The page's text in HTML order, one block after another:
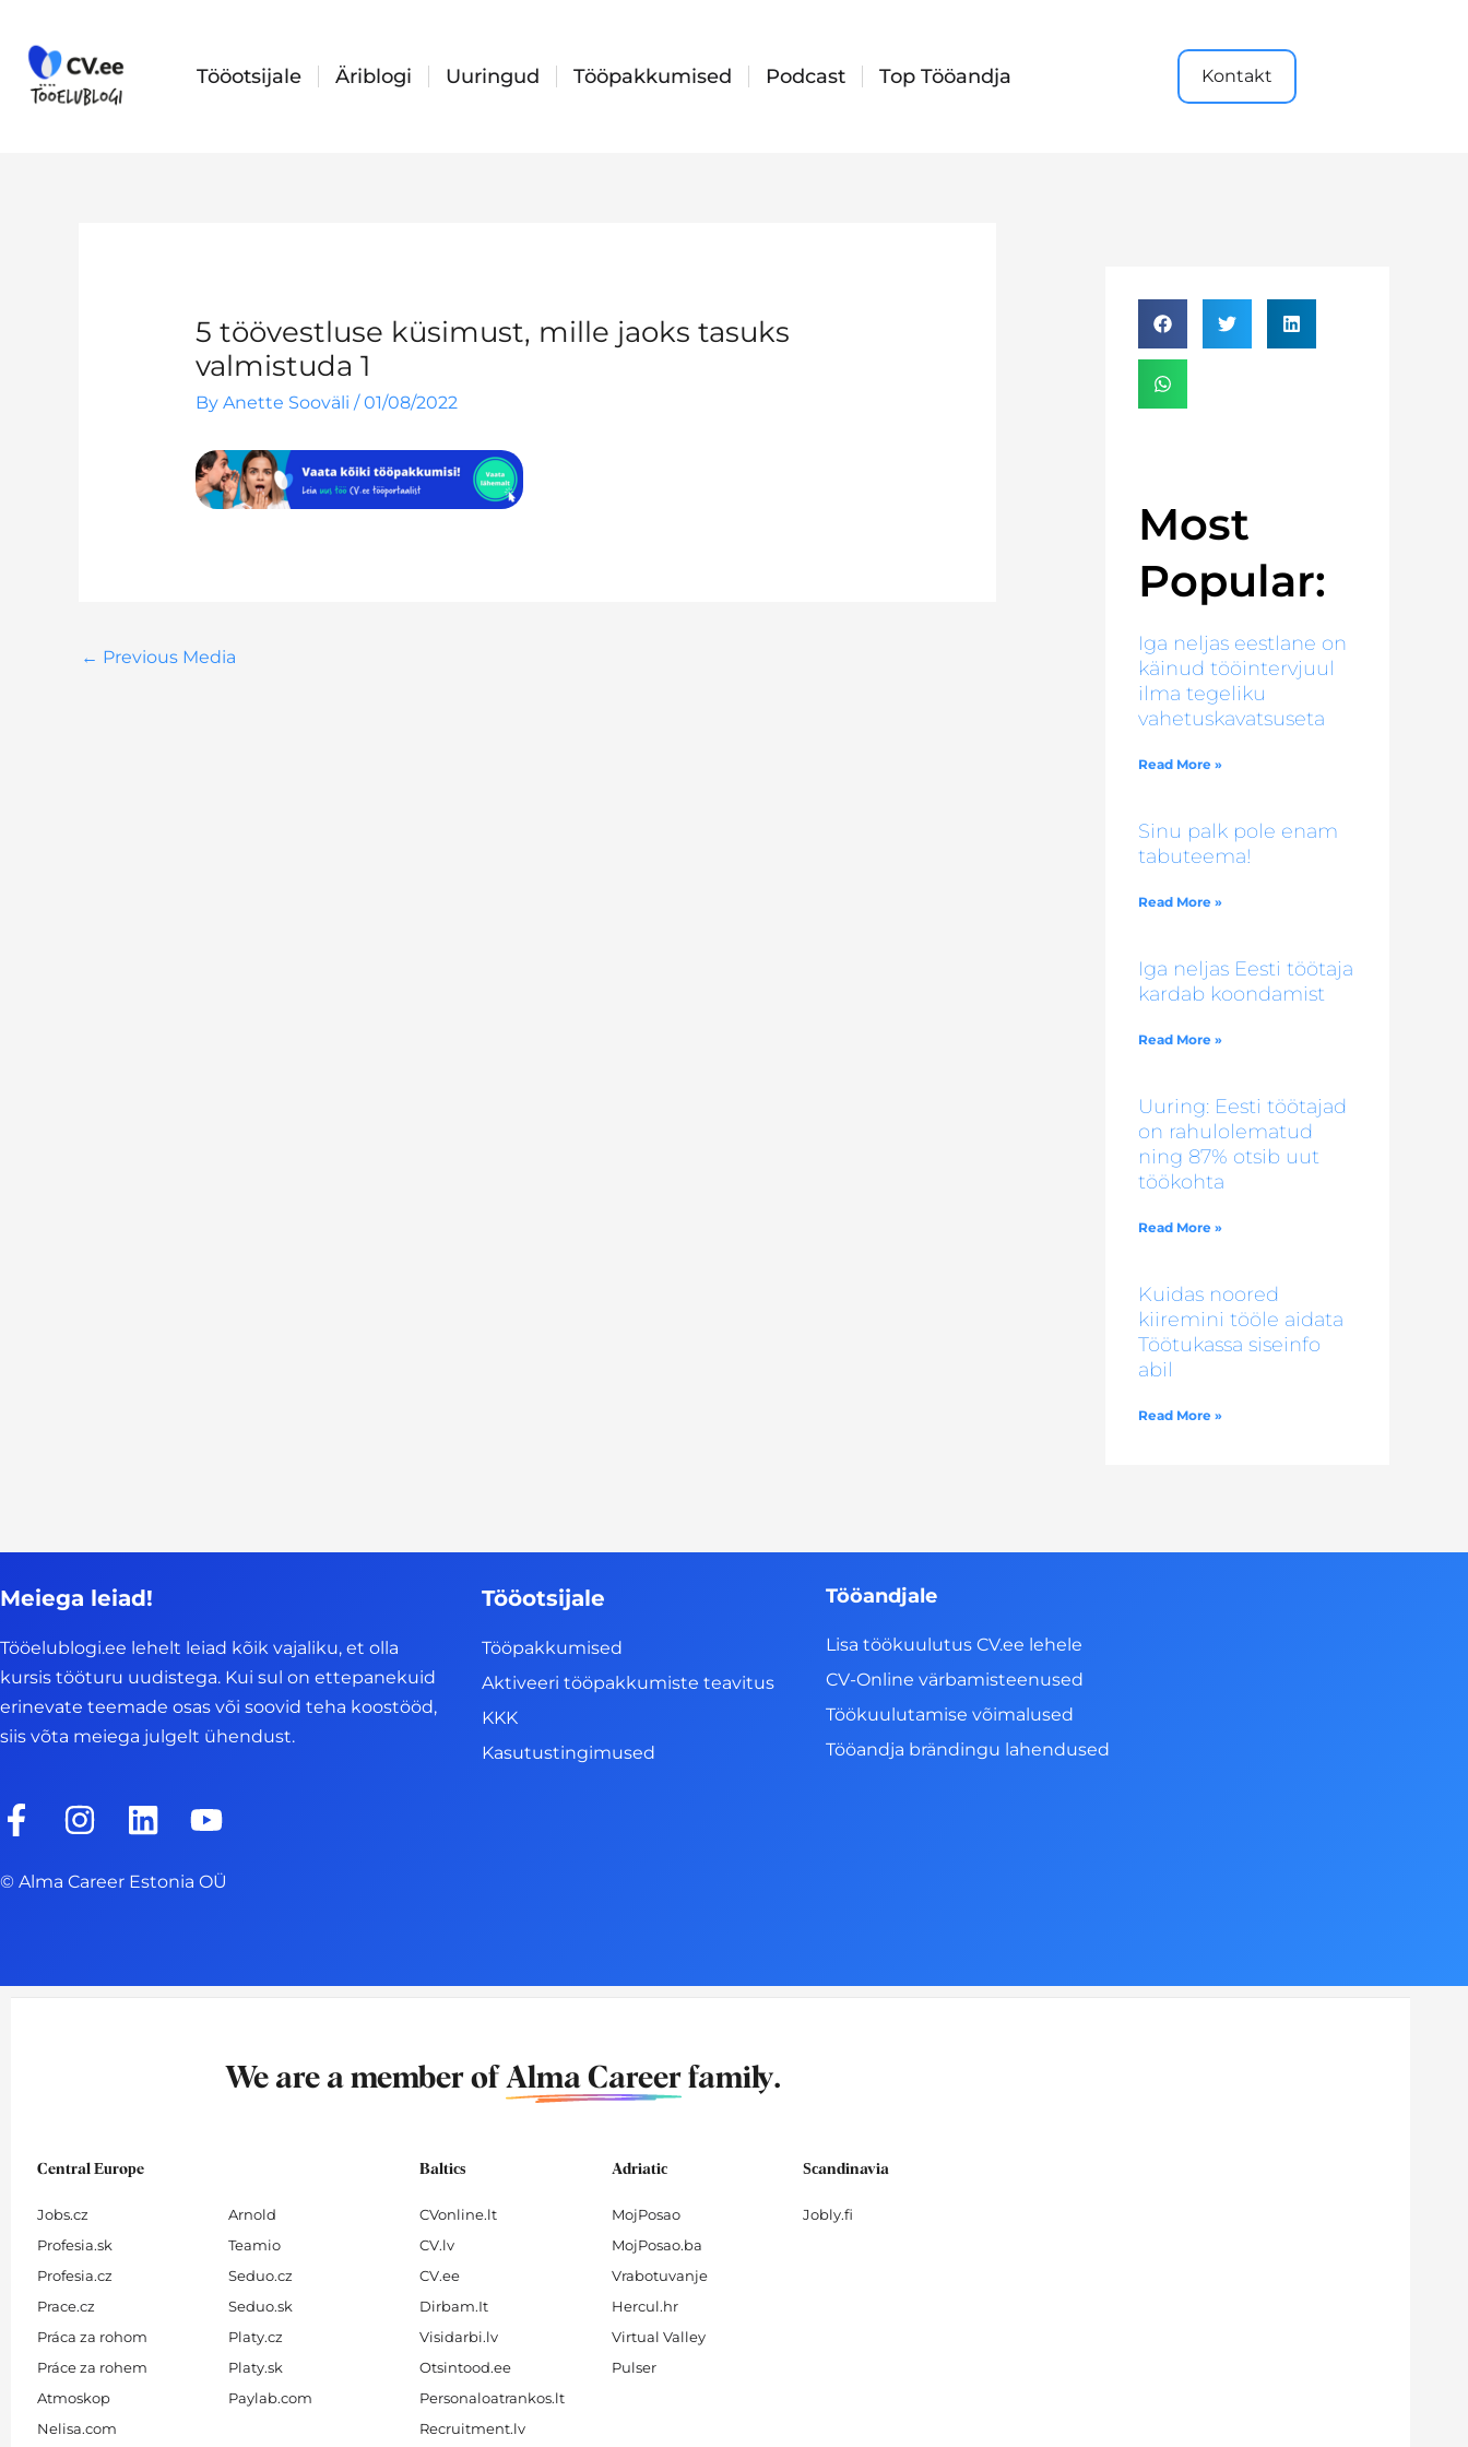
content
Tööotsijale Äriblogi Uuringud Tööpakkumised Podcast Top Tööandja Kontakt
5 töövestluse küsimust, mille jaoks tasuks
valmistuda 1
By Anette Sooväli /01/08/2022
← Previous Media
Most
Popular:
Iga neljas eestlane on
käinud tööintervjuul
ilma tegeliku
vahetuskavatsuseta
Read More »
Sinu palk pole enam
tabuteema!
Read More »
Iga neljas Eesti töötaja
kardab koondamist
Read More »
Uuring: Eesti töötajad
on rahulolematud
ning 87% otsib uut
töökohta
Read More »
Kuidas noored
kiiremini tööle aidata
Töötukassa siseinfo
abil
Read More »
Meiega leiad!
Tööelublogi.ee lehelt leiad kõik vajaliku, et olla
kursis tööturu uudistega. Kui sul on ettepanekuid
erinevate teemade osas või soovid teha koostööd,
siis võta meiega julgelt ühendust.
F
c
o
I
s
g
L
n
d
Y
u
b
© Alma Career Estonia OÜ
Tööotsijale
Tööpakkumised
Aktiveeri tööpakkumiste teavitus
KKK
Kasutustingimused
Tööandjale
Lisa töökuulutus CV.ee lehele
CV-Online värbamisteenused
Töökuulutamise võimalused
Tööandja brändingu lahendused
We are a member of Alma Careerfamily.
Central Europe
Jobs.cz
Profesia.sk
Profesia.cz
Prace.cz
Práca za rohom
Práce za rohem
Atmoskop
Nelisa.com
Arnold
Teamio
Seduo.cz
Seduo.sk
Platy.cz
Platy.sk
Paylab.com
Baltics
CVonline.lt
CV.lv
CV.ee
Dirbam.It
Visidarbi.lv
Otsintood.ee
Personaloatrankos.lt
Recruitment.lv
Adriatic
MojPosao
MojPosao.ba
Vrabotuvanje
Hercul.hr
Virtual Valley
Pulser
Scandinavia
Jobly.fi